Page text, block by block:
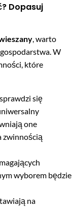
Dopasuj
, warto
W
które
się
one
zwinnością
wyborem będzie
na